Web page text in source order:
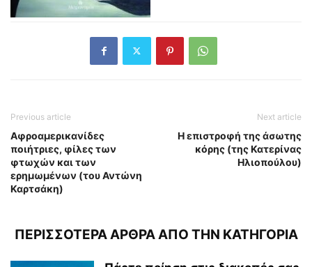
Previous article
Αφροαμερικανίδες
ποιήτριες, φίλες των
φτωχών και των
ερημωμένων (του Αντώνη
Καρτσάκη)
Next article
Η επιστροφή της άσωτης
κόρης (της Κατερίνας
Ηλιοπούλου)
ΠΕΡΙΣΣΟΤΕΡΑ ΑΡΘΡΑ ΑΠΟ ΤΗΝ ΚΑΤΗΓΟΡΙΑ